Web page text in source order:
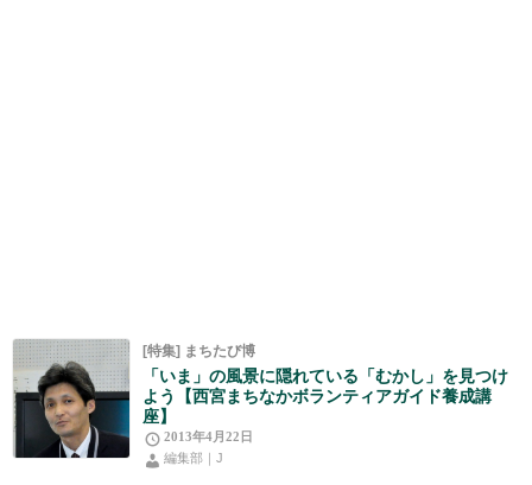
[特集] まちたび博
「いま」の風景に隠れている「むかし」を見つけ
よう【西宮まちなかボランティアガイド養成講
座】
2013年4月22日
編集部｜J